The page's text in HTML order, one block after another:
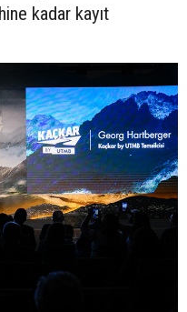
kadar kayıt